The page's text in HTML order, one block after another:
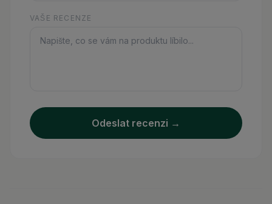
VAŠE RECENZE
Odeslat recenzi →